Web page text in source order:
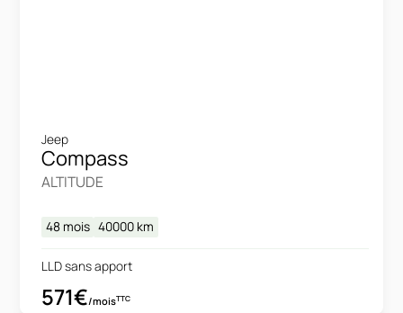
Jeep
Compass
ALTITUDE
48 mois 40000 km
LLD sans apport
571€/moisTTC